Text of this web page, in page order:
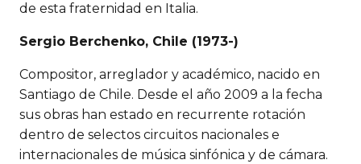
de esta fraternidad en Italia.
Sergio Berchenko, Chile (1973-)
Compositor, arreglador y académico, nacido en
Santiago de Chile. Desde el año 2009 a la fecha
sus obras han estado en recurrente rotación
dentro de selectos circuitos nacionales e
internacionales de música sinfónica y de cámara.